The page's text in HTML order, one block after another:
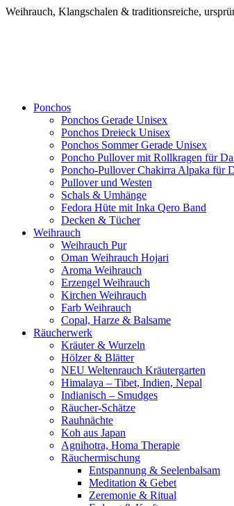
Weihrauch, Klangschalen & traditionsreiche,
Ponchos
Ponchos Gerade Unisex
Ponchos Dreieck Unisex
Ponchos Sommer Gerade Unisex
Poncho Pullover mit Rollkragen für
Poncho-Pullover Chakirra Alpaka für
Pullover und Westen
Schals & Umhänge
Fedora Hüte mit Inka Qero Band
Decken & Tücher
Weihrauch
Weihrauch Pur
Oman Weihrauch Hojari
Aroma Weihrauch
Erzengel Weihrauch
Kirchen Weihrauch
Farb Weihrauch
Copal, Harze & Balsame
Räucherwerk
Kräuter & Wurzeln
Hölzer & Blätter
NEU Weltenrauch Kräutergarten
Himalaya – Tibet, Indien, Nepal
Indianisch – Smudges
Räucher-Schätze
Rauhnächte
Koh aus Japan
Agnihotra, Homa Therapie
Räuchermischung
Entspannung & Seelenbalsam
Meditation & Gebet
Zeremonie & Ritual